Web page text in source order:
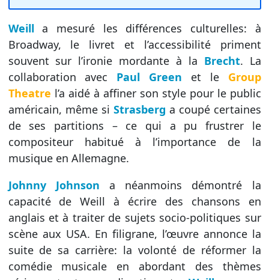
Weilla mesuré les différences culturelles: à
Broadway, le livret et l’accessibilité priment
souvent sur l’ironie mordante à la Brecht. La
collaboration avec Paul Green et le Group
Theatre l’a aidé à affiner son style pour le public
américain, même si Strasberg a coupé certaines
de ses partitions – ce qui a pu frustrer le
compositeur habitué à l’importance de la
musique en Allemagne.
Johnny Johnson a néanmoins démontré la
capacité de Weill à écrire des chansons en
anglais et à traiter de sujets socio-politiques sur
scène aux USA. En filigrane, l’œuvre annonce la
suite de sa carrière: la volonté de réformer la
comédie musicale en abordant des thèmes